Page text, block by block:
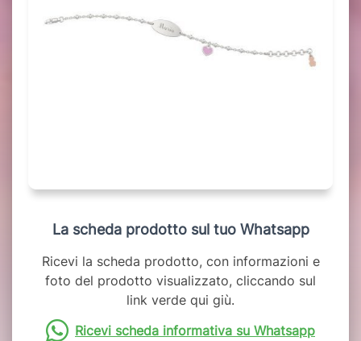
La scheda prodotto sul tuo Whatsapp
Ricevi la scheda prodotto, con informazioni e
foto del prodotto visualizzato, cliccando sul
link verde qui giù.
Ricevi scheda informativa su Whatsapp